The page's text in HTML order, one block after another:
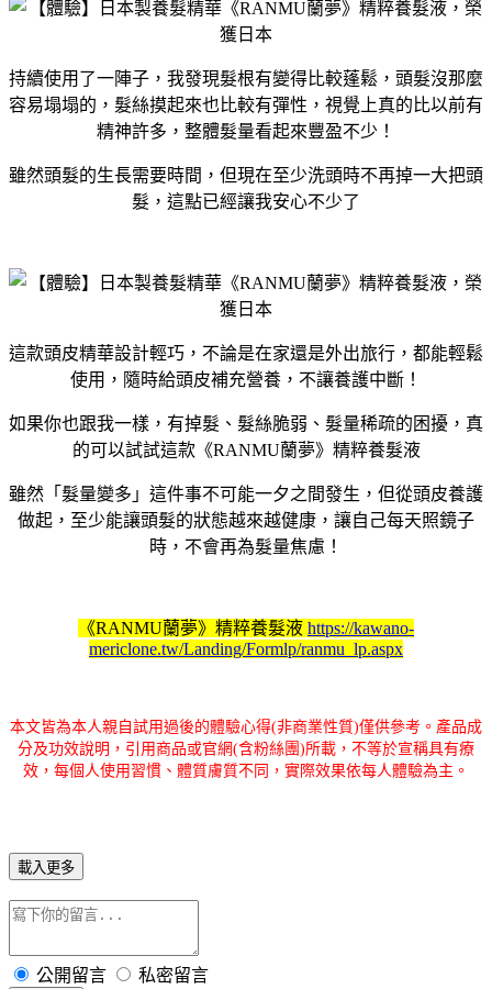
持續使用了一陣子，我發現髮根有變得比較蓬鬆，頭髮沒那麼
容易塌塌的，髮絲摸起來也比較有彈性，視覺上真的比以前有
精神許多，整體髮量看起來豐盈不少！
雖然頭髮的生長需要時間，但現在至少洗頭時不再掉一大把頭
髮，這點已經讓我安心不少了
這款頭皮精華設計輕巧，不論是在家還是外出旅行，都能輕鬆
使用，隨時給頭皮補充營養，不讓養護中斷！
如果你也跟我一樣，有掉髮、髮絲脆弱、髮量稀疏的困擾，真
的可以試試這款《RANMU蘭夢》精粹養髮液
雖然「髮量變多」這件事不可能一夕之間發生，但從頭皮養護
做起，至少能讓頭髮的狀態越來越健康，讓自己每天照鏡子
時，不會再為髮量焦慮！
《RANMU蘭夢》精粹養髮液 https://kawano-
mericlone.tw/Landing/Formlp/ranmu_lp.aspx
本文皆為本人親自試用過後的體驗心得(非商業性質)僅供參考。產品成
分及功效說明，引用商品或官網(含粉絲團)所載，不等於宣稱具有療
效，每個人使用習慣、體質膚質不同，實際效果依每人體驗為主。
載入更多
公開留言 私密留言